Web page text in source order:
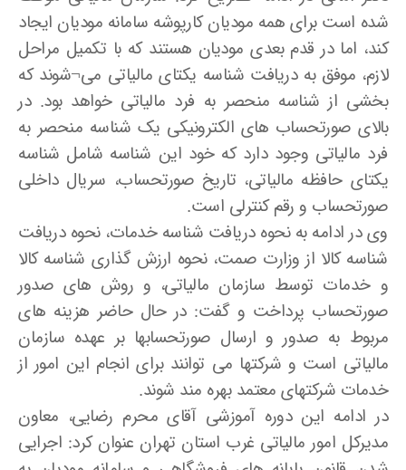
شده است برای همه مودیان کارپوشه سامانه مودیان ایجاد
کند، اما در قدم بعدی مودیان هستند که با تکمیل مراحل
لازم، موفق به دریافت شناسه یکتای مالیاتی می¬شوند که
بخشی از شناسه منحصر به فرد مالیاتی خواهد بود. در
بالای صورتحساب های الکترونیکی یک شناسه منحصر به
فرد مالیاتی وجود دارد که خود این شناسه شامل شناسه
یکتای حافظه مالیاتی، تاریخ صورتحساب، سریال داخلی
صورتحساب و رقم کنترلی است.
وی در ادامه به نحوه دریافت شناسه خدمات، نحوه دریافت
شناسه کالا از وزارت صمت، نحوه ارزش گذاری شناسه کالا
و خدمات توسط سازمان مالیاتی، و روش های صدور
صورتحساب پرداخت و گفت: در حال حاضر هزینه های
مربوط به صدور و ارسال صورتحسابها بر عهده سازمان
مالیاتی است و شرکتها می توانند برای انجام این امور از
خدمات شرکتهای معتمد بهره مند شوند.
در ادامه این دوره آموزشی آقای محرم رضایی، معاون
مدیرکل امور مالیاتی غرب استان تهران عنوان کرد: اجرایی